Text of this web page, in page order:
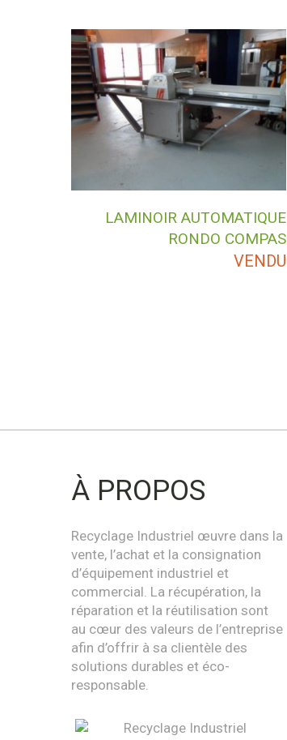
LAMINOIR AUTOMATIQUE
RONDO COMPAS
VENDU
À PROPOS
Recyclage Industriel œuvre dans la
vente, l’achat et la consignation
d’équipement industriel et
commercial. La récupération, la
réparation et la réutilisation sont
au cœur des valeurs de l’entreprise
afin d’offrir à sa clientèle des
solutions durables et éco-
responsable.